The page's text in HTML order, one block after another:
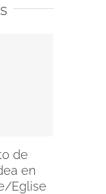
de
en
Eglise